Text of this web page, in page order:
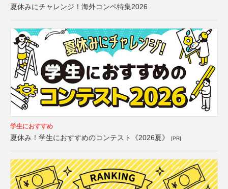
夏休みにチャレンジ！海外コンペ特集2026
学生におすすめ
夏休み！学生におすすめのコンテスト《2026夏》 [PR]